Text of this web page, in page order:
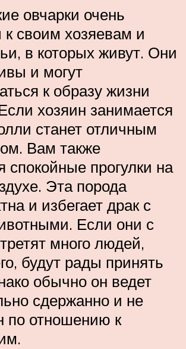
овчарки очень
своим хозяевам и
в которых живут. Они
и могут
к образу жизни
хозяин занимается
станет отличным
Вам также
спокойные прогулки на
Эта порода
и избегает драк с
Если они с
много людей,
будут рады принять
обычно он ведет
сдержанно и не
по отношению к